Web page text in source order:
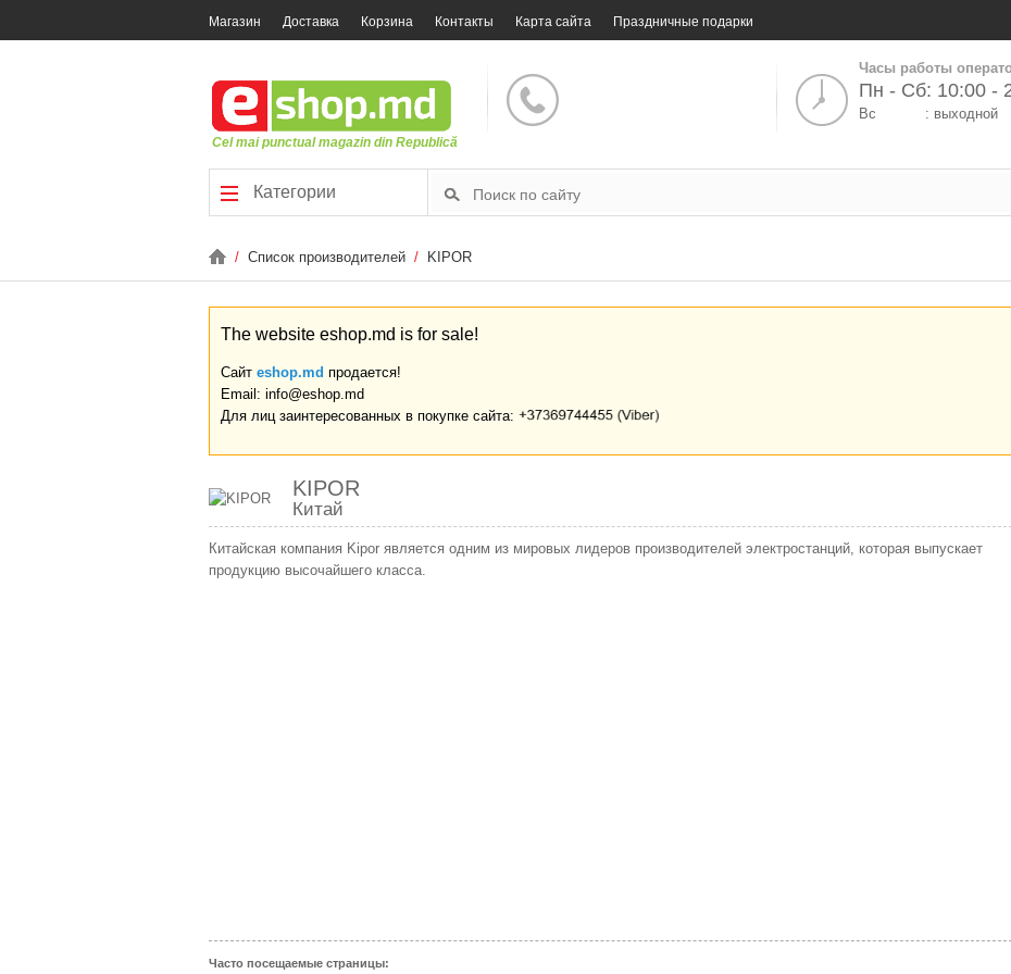
Магазин Доставка Корзина Контакты Карта сайта Праздничные подарки
Cel mai punctual magazin din Republică
Часы работы
Пн - Сб: 10:00 -
Вс : выходной
Категории
/ Список производителей / KIPOR
The website eshop.md is for sale!
Сайт eshop.md продается!
Email: info@eshop.md
Для лиц заинтересованных в покупке сайта:
KIPOR
Китай
Китайская компания Kipor является одним из мировых лидеров производителей электростанций, которая выпускает
продукцию высочайшего класса.
Часто посещаемые страницы: